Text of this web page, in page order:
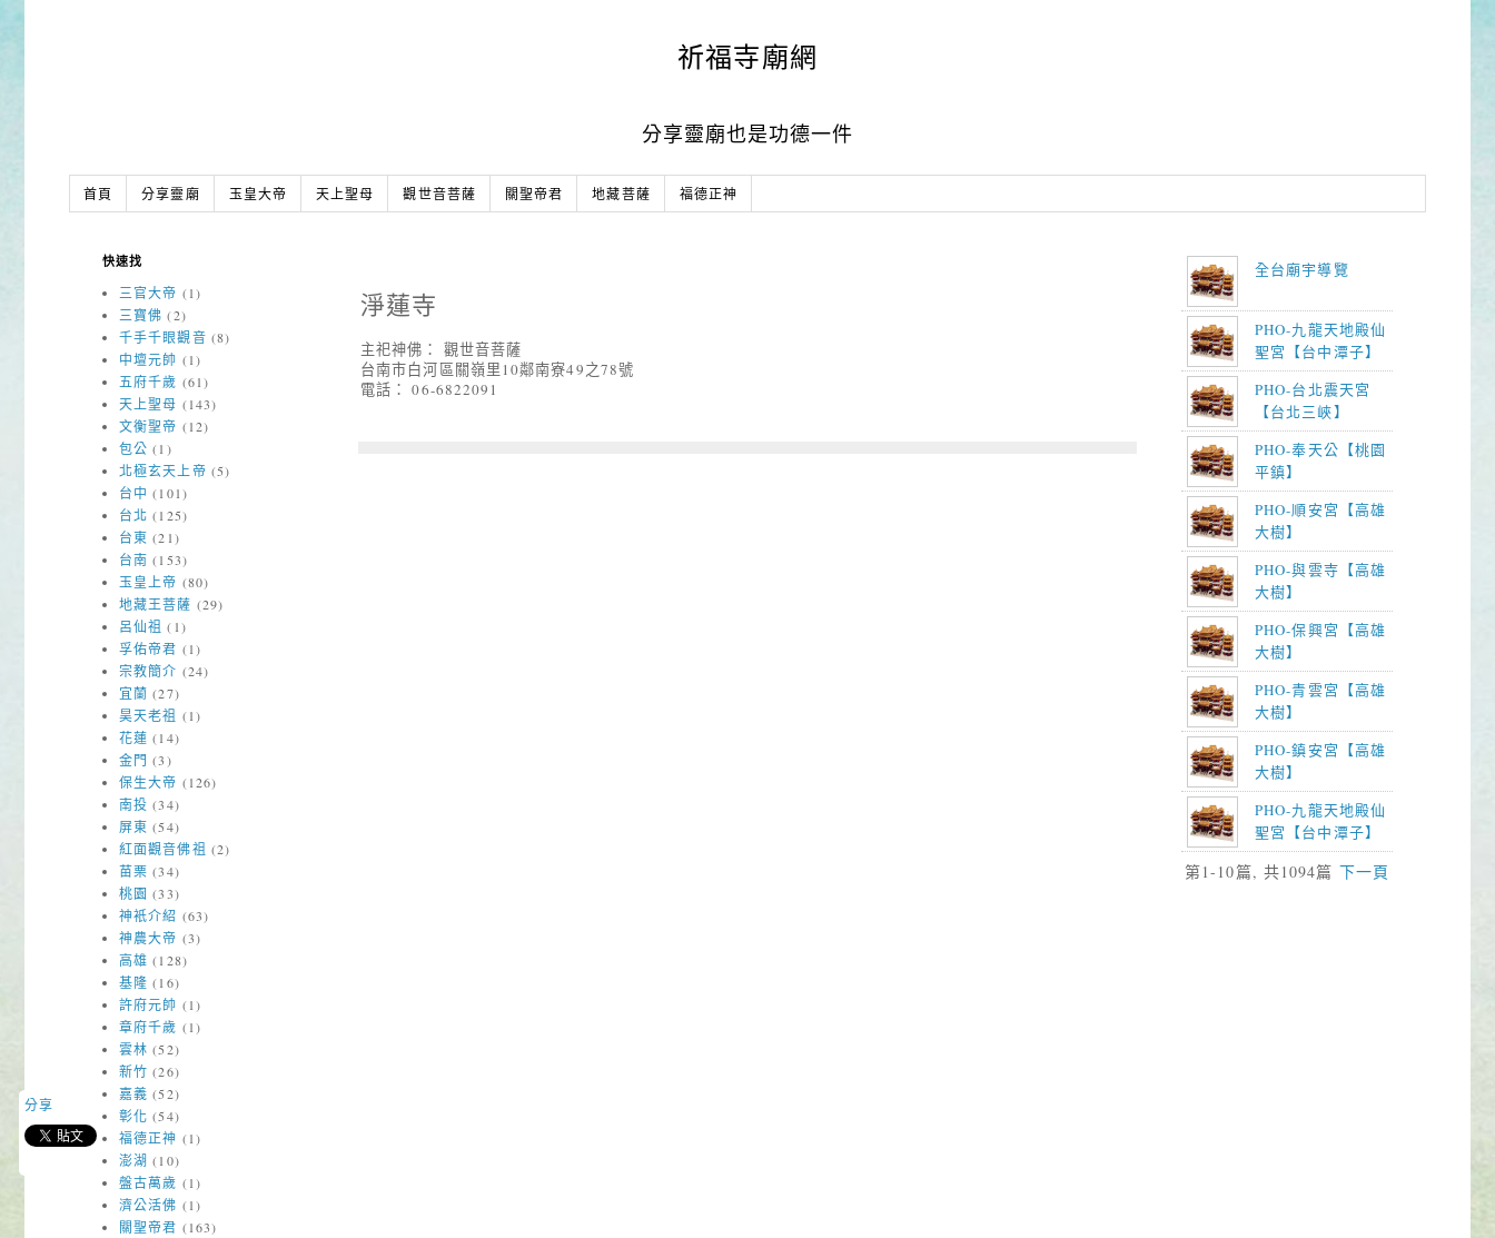
祈福寺廟網
分享靈廟也是功德一件
首頁 分享靈廟 玉皇大帝 天上聖母 觀世音菩薩 關聖帝君 地藏菩薩 福德正神
淨蓮寺
主祀神佛： 觀世音菩薩
台南市白河區關嶺里10鄰南寮49之78號
電話： 06-6822091
快速找
三官大帝 (1)
三寶佛 (2)
千手千眼觀音 (8)
中壇元帥 (1)
五府千歲 (61)
天上聖母 (143)
文衡聖帝 (12)
包公 (1)
北極玄天上帝 (5)
台中 (101)
台北 (125)
台東 (21)
台南 (153)
玉皇上帝 (80)
地藏王菩薩 (29)
呂仙祖 (1)
孚佑帝君 (1)
宗教簡介 (24)
宜蘭 (27)
昊天老祖 (1)
花蓮 (14)
金門 (3)
保生大帝 (126)
南投 (34)
屏東 (54)
紅面觀音佛祖 (2)
苗栗 (34)
桃園 (33)
神衹介紹 (63)
神農大帝 (3)
高雄 (128)
基隆 (16)
許府元帥 (1)
章府千歲 (1)
雲林 (52)
新竹 (26)
嘉義 (52)
彰化 (54)
福德正神 (1)
澎湖 (10)
盤古萬歲 (1)
濟公活佛 (1)
關聖帝君 (163)
分享
全台廟宇導覽
PHO-九龍天地殿仙
聖宮【台中潭子】
PHO-台北震天宮
【台北三峽】
PHO-奉天公【桃園
平鎮】
PHO-順安宮【高雄
大樹】
PHO-與雲寺【高雄
大樹】
PHO-保興宮【高雄
大樹】
PHO-青雲宮【高雄
大樹】
PHO-鎮安宮【高雄
大樹】
PHO-九龍天地殿仙
聖宮【台中潭子】
第1-10篇, 共1094篇 下一頁